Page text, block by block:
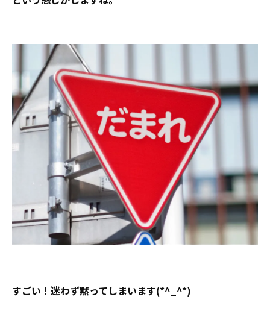
すごい！迷わず黙ってしまいます(*^_^*)